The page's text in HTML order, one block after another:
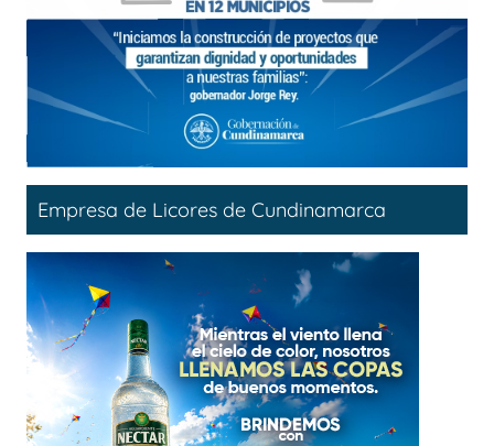
Empresa de Licores de Cundinamarca